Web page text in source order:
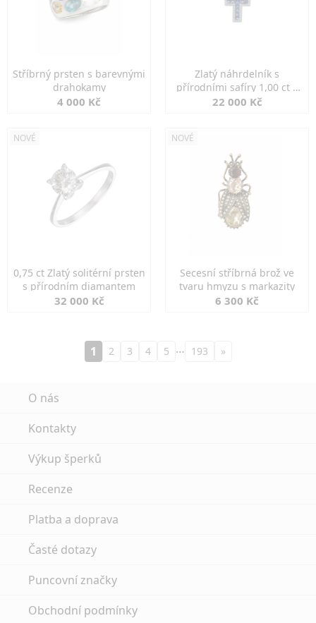
Stříbrný prsten s barevnými
drahokamy
4 000 Kč
Zlatý náhrdelník s
přírodními safíry 1,00 ct a
diamanty
22 000 Kč
NOVÉ
0,75 ct Zlatý solitérní prsten
s přírodním diamantem
32 000 Kč
NOVÉ
Secesní stříbrná brož ve
tvaru hmyzu s markazity
6 300 Kč
1 2 3 4 5 … 193 »
O nás
Kontakty
Výkup šperků
Recenze
Platba a doprava
Časté dotazy
Puncovní značky
Obchodní podmínky